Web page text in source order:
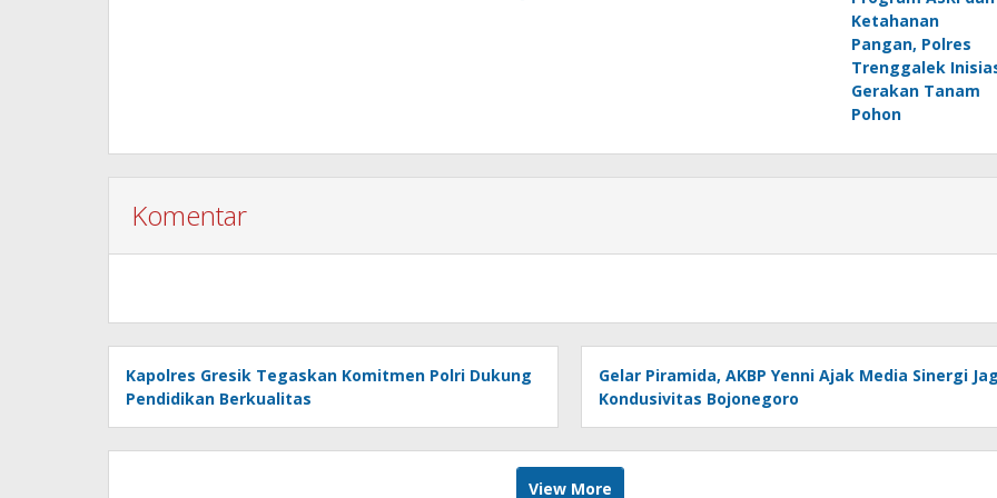
Ketahanan
Pangan, Polres
Trenggalek
Gerakan Tanam
Pohon
Komentar
Kapolres Gresik Tegaskan Komitmen Polri Dukung
Pendidikan Berkualitas
Gelar Piramida, AKBP Yenni Ajak Media Sinergi
Kondusivitas Bojonegoro
View More